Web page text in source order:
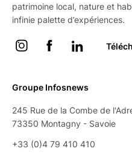
patrimoine local, nature et
infinie palette d’expériences.
InstagramFacebookLinkedin
Groupe Infosnews
245 Rue de la Combe de
73350 Montagny - Savoie
+33 (0)4 79 410 410